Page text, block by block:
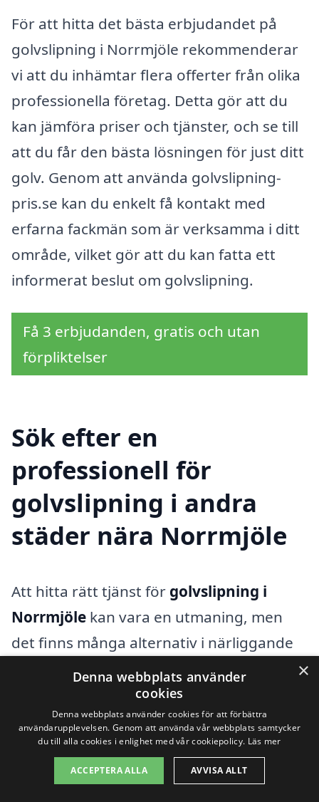
För att hitta det bästa erbjudandet på
golvslipning i Norrmjöle rekommenderar
vi att du inhämtar flera offerter från olika
professionella företag. Detta gör att du
kan jämföra priser och tjänster, och se till
att du får den bästa lösningen för just ditt
golv. Genom att använda golvslipning-
pris.se kan du enkelt få kontakt med
erfarna fackmän som är verksamma i ditt
område, vilket gör att du kan fatta ett
informerat beslut om golvslipning.
Få 3 erbjudanden, gratis och utan
förpliktelser
Sök efter en
professionell för
golvslipning i andra
städer nära Norrmjöle
Att hitta rätt tjänst för golvslipning i
Norrmjöle kan vara en utmaning, men
det finns många alternativ i närliggande
städer som kan erbjuda professionell
hjälp. Det är viktigt att jämföra priser och
kvalitet innan du bestämmer dig för en
golvslipningstjänst. Genom att använda
plattformen golvslipning-pris.se kan du
×
Denna webbplats använder
cookies
Denna webbplats använder cookies för att förbättra
användarupplevelsen. Genom att använda vår webbplats samtycker
du till alla cookies i enlighet med vår cookiepolicy. Läs mer
ACCEPTERA ALLA AVVISA ALLT